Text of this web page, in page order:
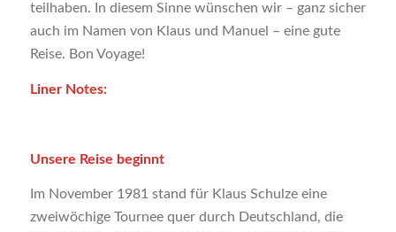
teilhaben. In diesem Sinne wünschen wir – ganz sicher
auch im Namen von Klaus und Manuel – eine gute
Reise. Bon Voyage!
Liner Notes:
Unsere Reise beginnt
Im November 1981 stand für Klaus Schulze eine
zweiwöchige Tournee quer durch Deutschland, die